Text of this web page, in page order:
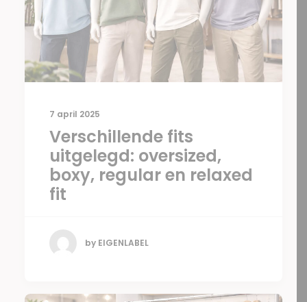
7 april 2025
Verschillende fits
uitgelegd: oversized,
boxy, regular en relaxed
fit
by EIGENLABEL